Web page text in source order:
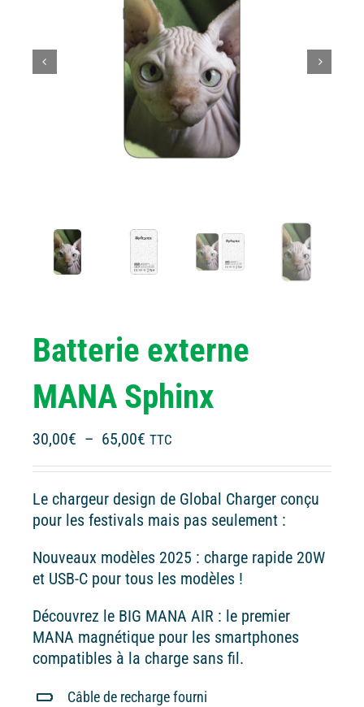
Batterie externe
MANA Sphinx
30,00€ – 65,00€ Plage
30,00€
à
TTC
Le chargeur design de Global Charger conçu
pour les festivals mais pas seulement :
Nouveaux modèles 2025 : charge rapide 20W
et USB-C pour tous les modèles !
Découvrez le BIG MANA AIR : le premier
MANA magnétique pour les smartphones
compatibles à la charge sans fil.
Câble de recharge fourni